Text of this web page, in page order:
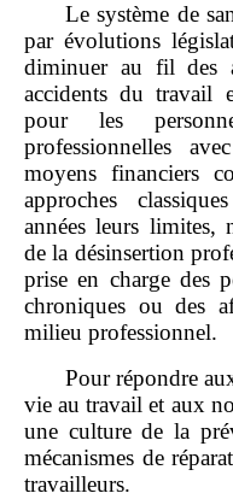
Le système de
par évolutions
diminuer au fil des
accidents du travail
pour les
professionnelles
moyens financiers
approches
années leurs limites,
de la désinsertion
prise en charge des
chroniques ou des
milieu professionnel.
Pour répondre
vie au travail et aux
une culture de la
mécanismes de
travailleurs.